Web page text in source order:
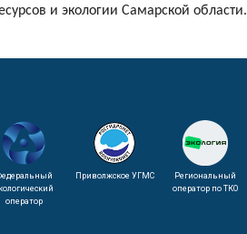
и экологии Самарской области.
оператор
Приволжское УГМС
Региональный
оператор по ТКО